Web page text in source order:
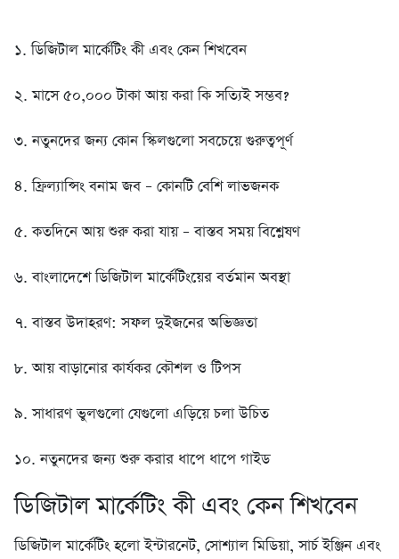
১. ডিজিটাল মার্কেটিং কী এবং কেন শিখবেন
২. মাসে ৫০,০০০ টাকা আয় করা কি সত্যিই সম্ভব?
৩. নতুনদের জন্য কোন স্কিলগুলো সবচেয়ে গুরুত্বপূর্ণ
৪. ফ্রিল্যান্সিং বনাম জব – কোনটি বেশি লাভজনক
৫. কতদিনে আয় শুরু করা যায় – বাস্তব সময় বিশ্লেষণ
৬. বাংলাদেশে ডিজিটাল মার্কেটিংয়ের বর্তমান অবস্থা
৭. বাস্তব উদাহরণ: সফল দুইজনের অভিজ্ঞতা
৮. আয় বাড়ানোর কার্যকর কৌশল ও টিপস
৯. সাধারণ ভুলগুলো যেগুলো এড়িয়ে চলা উচিত
১০. নতুনদের জন্য শুরু করার ধাপে ধাপে গাইড
ডিজিটাল মার্কেটিং কী এবং কেন শিখবেন
ডিজিটাল মার্কেটিং হলো ইন্টারনেট, সোশ্যাল মিডিয়া, সার্চ ইঞ্জিন এবং